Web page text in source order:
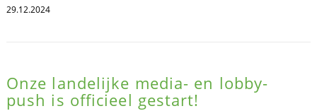
29.12.2024
Onze landelijke media- en lobby-
push is officieel gestart!